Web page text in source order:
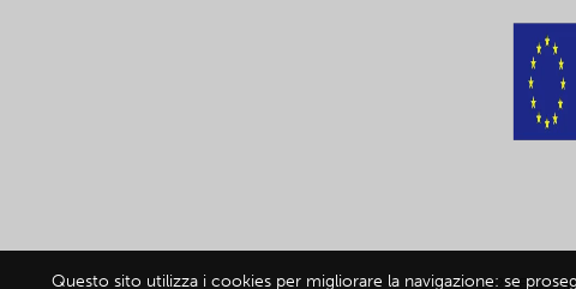
© 2019-2026
Questo sito utilizza i cookies per migliorare la navigazione: se